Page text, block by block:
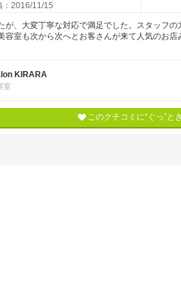
：2016/11/15
が、大変丁寧な対応で満足でした。スタッフ
容室も次から次へとお客さんが来て人気のお
KIRARA
室
このクチコミに“ぐっ”と